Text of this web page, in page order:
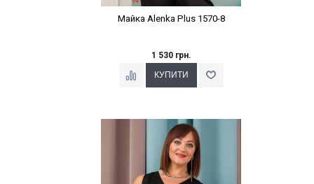
Майка Alenka Plus 1570-8
1 530 грн.
Наклейки Варіант з %